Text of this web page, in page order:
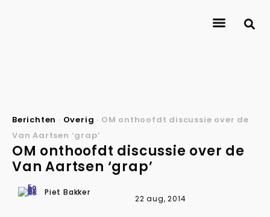
Berichten · Overig · OM onthoofdt discussie over de
Van Aartsen ‘grap’
OM onthoofdt discussie over de
Van Aartsen ‘grap’
Piet Bakker
22 aug, 2014